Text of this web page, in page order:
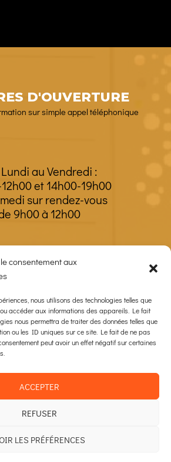
consentement aux
nous utilisons des technologies telles que
accéder aux informations des appareils. Le fait
nous permettra de traiter des données telles que
ou les ID uniques sur ce site. Le fait de ne pas
peut avoir un effet négatif sur certaines
ACCEPTER
REFUSER
LES PRÉFÉRENCES
D'OUVERTURE
sur simple appel téléphonique
au Vendredi :
et 14h00-19h00
sur rendez-vous
9h00 à 12h00
CONTACT
CGV
Garanties